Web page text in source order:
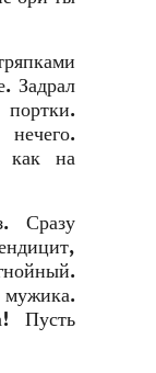
Задрал
как на
Сразу
Пусть